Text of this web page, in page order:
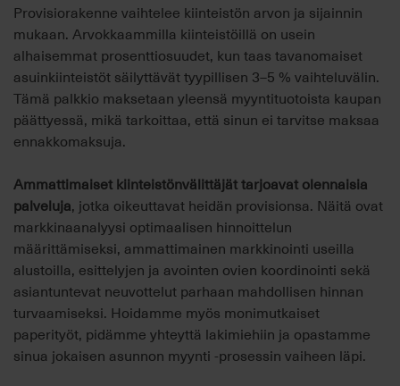
Provisiorakenne vaihtelee kiinteistön arvon ja sijainnin
mukaan. Arvokkaammilla kiinteistöillä on usein
alhaisemmat prosenttiosuudet, kun taas tavanomaiset
asuinkiinteistöt säilyttävät tyypillisen 3–5 % vaihteluvälin.
Tämä palkkio maksetaan yleensä myyntituotoista kaupan
päättyessä, mikä tarkoittaa, että sinun ei tarvitse maksaa
ennakkomaksuja.
Ammattimaiset kiinteistönvälittäjät tarjoavat olennaisia
palveluja, jotka oikeuttavat heidän provisionsa. Näitä ovat
markkinaanalyysi optimaalisen hinnoittelun
määrittämiseksi, ammattimainen markkinointi useilla
alustoilla, esittelyjen ja avointen ovien koordinointi sekä
asiantuntevat neuvottelut parhaan mahdollisen hinnan
turvaamiseksi. Hoidamme myös monimutkaiset
paperityöt, pidämme yhteyttä lakimiehiin ja opastamme
sinua jokaisen asunnon myynti -prosessin vaiheen läpi.